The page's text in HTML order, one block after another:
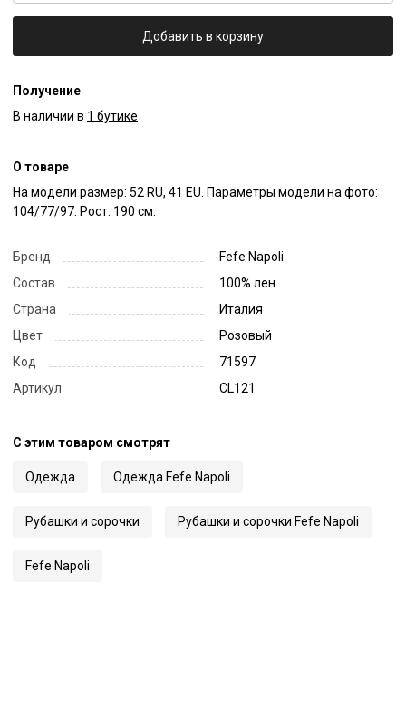
Добавить в корзину
Получение
В наличии в 1 бутике
О товаре
На модели размер: 52 RU, 41 EU. Параметры модели на фото:
104/77/97. Рост: 190 см.
Бренд
Fefe Napoli
Состав
100% лен
Страна
Италия
Цвет
Розовый
Код
71597
Артикул
CL121
С этим товаром смотрят
Одежда Одежда Fefe Napoli
Рубашки и сорочки Рубашки и сорочки Fefe Napoli
Fefe Napoli